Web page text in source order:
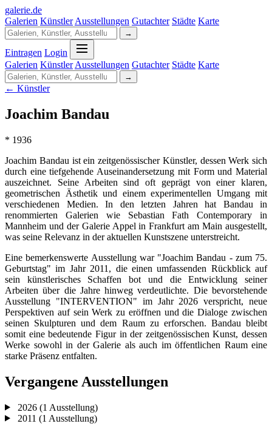
galerie.de
Galerien Künstler Ausstellungen Gutachter Städte Karte
→
Eintragen Login
Galerien Künstler Ausstellungen Gutachter Städte Karte
→
← Künstler
Joachim Bandau
* 1936
Joachim Bandau ist ein zeitgenössischer Künstler, dessen Werk sich
durch eine tiefgehende Auseinandersetzung mit Form und Material
auszeichnet. Seine Arbeiten sind oft geprägt von einer klaren,
geometrischen Ästhetik und einem experimentellen Umgang mit
verschiedenen Medien. In den letzten Jahren hat Bandau in
renommierten Galerien wie Sebastian Fath Contemporary in
Mannheim und der Galerie Appel in Frankfurt am Main ausgestellt,
was seine Relevanz in der aktuellen Kunstszene unterstreicht.
Eine bemerkenswerte Ausstellung war "Joachim Bandau - zum 75.
Geburtstag" im Jahr 2011, die einen umfassenden Rückblick auf
sein künstlerisches Schaffen bot und die Entwicklung seiner
Arbeiten über die Jahre hinweg verdeutlichte. Die bevorstehende
Ausstellung "INTERVENTION" im Jahr 2026 verspricht, neue
Perspektiven auf sein Werk zu eröffnen und die Dialoge zwischen
seinen Skulpturen und dem Raum zu erforschen. Bandau bleibt
somit eine bedeutende Figur in der zeitgenössischen Kunst, dessen
Werke sowohl in der Galerie als auch im öffentlichen Raum eine
starke Präsenz entfalten.
Vergangene Ausstellungen
2026 (1 Ausstellung)
2011 (1 Ausstellung)